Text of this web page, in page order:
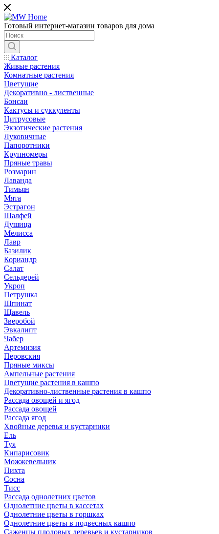
Готовый интернет-магазин товаров для дома
Каталог
Живые растения
Комнатные растения
Цветущие
Декоративно - лиственные
Бонсаи
Кактусы и суккуленты
Цитрусовые
Экзотические растения
Луковичные
Папоротники
Крупномеры
Пряные травы
Розмарин
Лаванда
Тимьян
Мята
Эстрагон
Шалфей
Душица
Мелисса
Лавр
Базилик
Кориандр
Салат
Сельдерей
Укроп
Петрушка
Шпинат
Щавель
Зверобой
Эвкалипт
Чабер
Артемизия
Перовския
Пряные миксы
Ампельные растения
Цветущие растения в кашпо
Декоративно-лиственные растения в кашпо
Рассада овощей и ягод
Рассада овощей
Рассада ягод
Хвойные деревья и кустарники
Ель
Туя
Кипарисовик
Можжевельник
Пихта
Сосна
Тисc
Рассада однолетних цветов
Однолетние цветы в кассетах
Однолетние цветы в горшках
Однолетние цветы в подвесных кашпо
Саженцы плодовых деревьев и кустарников